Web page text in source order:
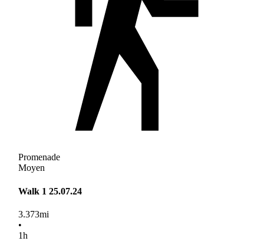
Promenade
Moyen
Walk 1 25.07.24
3.373mi
•
1h